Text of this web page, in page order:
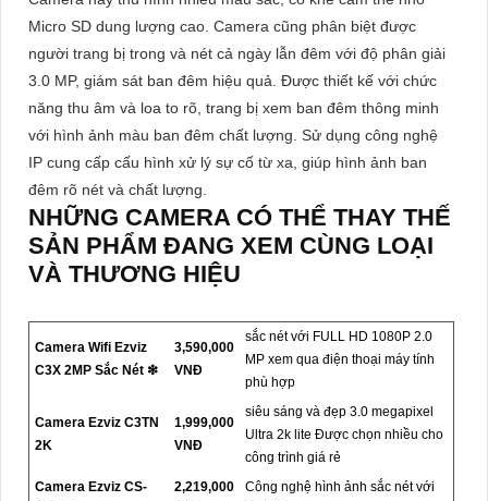
Micro SD dung lượng cao. Camera cũng phân biệt được
người trang bị trong và nét cả ngày lẫn đêm với độ phân giải
3.0 MP, giám sát ban đêm hiệu quả. Được thiết kế với chức
năng thu âm và loa to rõ, trang bị xem ban đêm thông minh
với hình ảnh màu ban đêm chất lượng. Sử dụng công nghệ
IP cung cấp cấu hình xử lý sự cố từ xa, giúp hình ảnh ban
đêm rõ nét và chất lượng.
NHỮNG CAMERA CÓ THỂ THAY THẾ
SẢN PHẨM ĐANG XEM CÙNG LOẠI
VÀ THƯƠNG HIỆU
Camera Wifi Ezviz
C3X 2MP Sắc Nét ❇
3,590,000
VNĐ
sắc nét với FULL HD 1080P 2.0
MP xem qua điện thoại máy tính
phù hợp
Camera Ezviz C3TN
2K
1,999,000
VNĐ
siêu sáng và đẹp 3.0 megapixel
Ultra 2k lite Được chọn nhiều cho
công trình giá rẻ
Camera Ezviz CS-
2,219,000
Công nghệ hình ảnh sắc nét với